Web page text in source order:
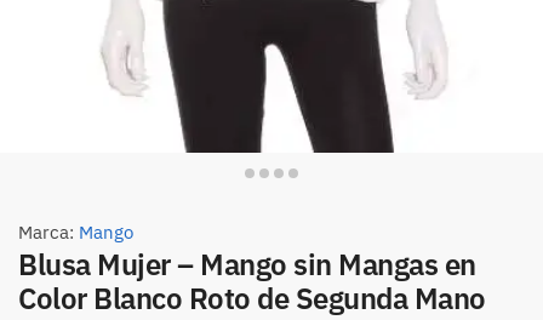
Marca: Mango
Blusa Mujer – Mango sin Mangas en
Color Blanco Roto de Segunda Mano